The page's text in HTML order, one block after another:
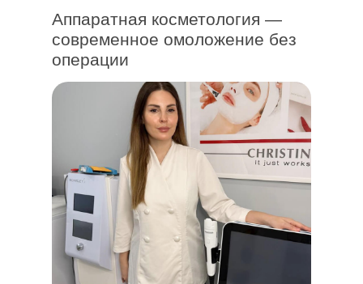
Аппаратная косметология —
современное омоложение без
операции